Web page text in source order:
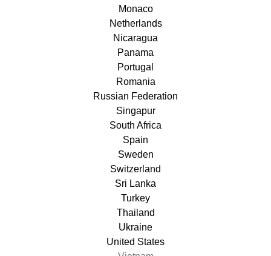
Monaco
Netherlands
Nicaragua
Panama
Portugal
Romania
Russian Federation
Singapur
South Africa
Spain
Sweden
Switzerland
Sri Lanka
Turkey
Thailand
Ukraine
United States